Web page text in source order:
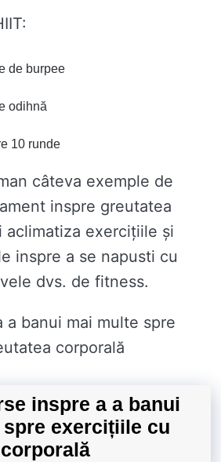
de burpee
odihnă
10 runde
câteva exemple de
inspre greutatea
aclimatiza exercițiile și
inspre a se napusti cu
dvs. de fitness.
a banui mai multe spre
corporală
inspre a a banui
exercițiile cu